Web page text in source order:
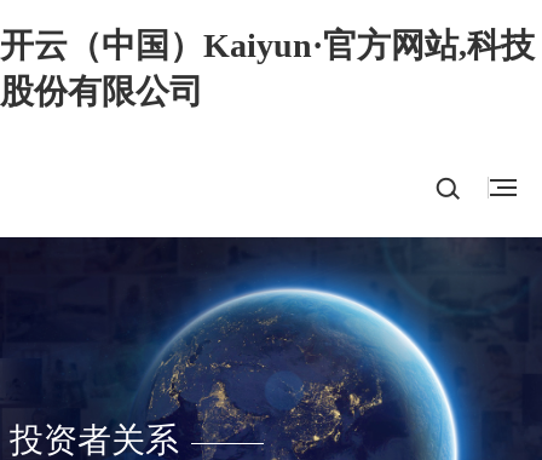
开云（中国）Kaiyun·官方网站,科技
股份有限公司
投资者关系